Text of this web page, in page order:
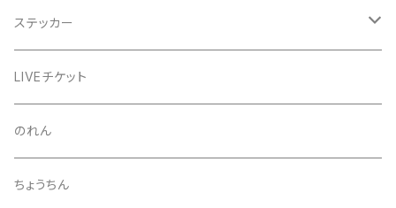
マッチ
くつ下
お礼ボイス
アクリルスタンド
芒種風景
夏至風景
生写真
プロマイド（マルベル堂）
ステッカー
24節気少年
毅然湯
スガヌマンチョコシール
LIVEチケット
のれん
ちょうちん